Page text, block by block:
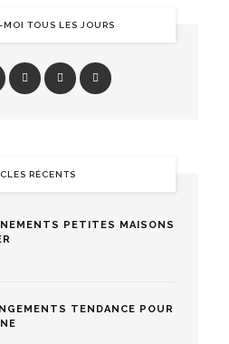
MOI TOUS LES JOURS
RÉCENTS
PETITES MAISONS
TENDANCE POUR